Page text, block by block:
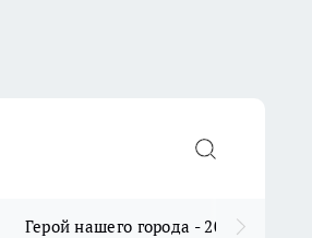
Герой нашего города - 2025